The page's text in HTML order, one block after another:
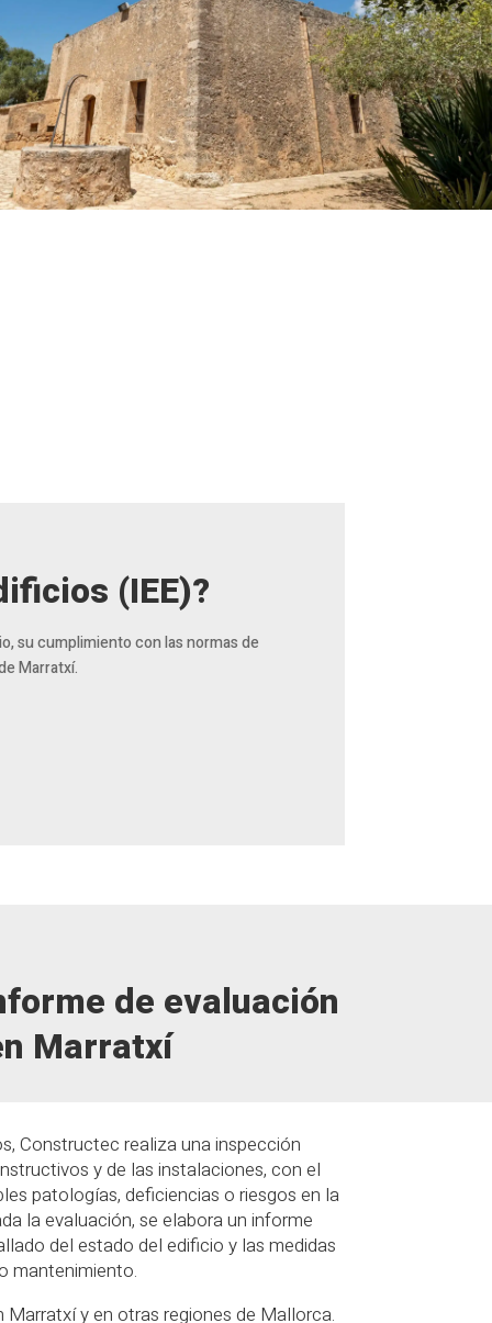
(IEE)?
su cumplimiento con las normas de
Marratxí.
de evaluación
Marratxí
Constructec realiza una inspección
y de las instalaciones, con el
patologías, deficiencias o riesgos en la
la evaluación, se elabora un informe
del estado del edificio y las medidas
mantenimiento.
y en otras regiones de Mallorca.